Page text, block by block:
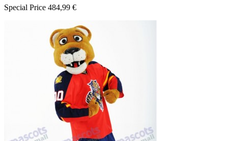
Special Price 484,99 €